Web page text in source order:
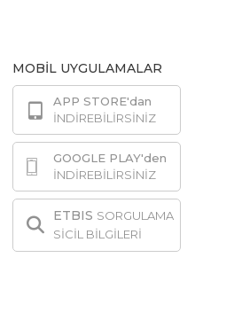
MOBİL UYGULAMALAR
APP STORE'dan
İNDİREBİLİRSİNİZ
GOOGLE PLAY'den
İNDİREBİLİRSİNİZ
ETBIS SORGULAMA
SİCİL BİLGİLERİ